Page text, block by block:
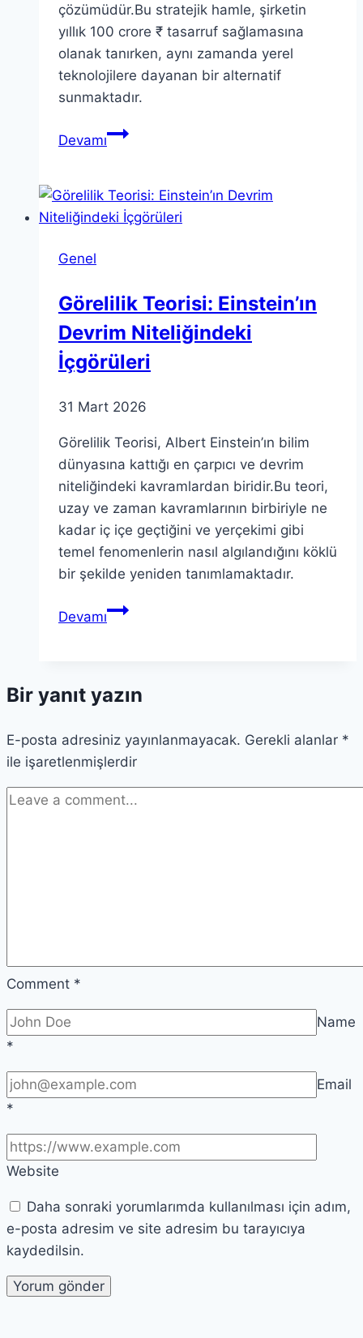
çözümüdür.Bu stratejik hamle, şirketin
yıllık 100 crore ₹ tasarruf sağlamasına
olanak tanırken, aynı zamanda yerel
teknolojilere dayanan bir alternatif
sunmaktadır.
DevamıOla
Haritalar’dan
Geçiş
Genel
Görelilik Teorisi: Einstein’ın
Devrim Niteliğindeki
İçgörüleri
31 Mart 2026
Görelilik Teorisi, Albert Einstein’ın bilim
dünyasına kattığı en çarpıcı ve devrim
niteliğindeki kavramlardan biridir.Bu teori,
uzay ve zaman kavramlarının birbiriyle ne
kadar iç içe geçtiğini ve yerçekimi gibi
temel fenomenlerin nasıl algılandığını köklü
bir şekilde yeniden tanımlamaktadır.
DevamıGörelilik
Niteliğindeki
Bir yanıt yazın
E-posta adresiniz yayınlanmayacak. Gerekli alanlar *
ile işaretlenmişlerdir
Comment *
Name
*
Email
*
Website
Daha sonraki yorumlarımda kullanılması için adım,
e-posta adresim ve site adresim bu tarayıcıya
kaydedilsin.